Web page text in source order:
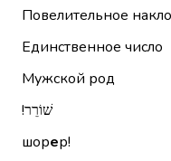
Повелительное
Единственное число
Мужской род
שׁוֹרֵר!‏
шорер!